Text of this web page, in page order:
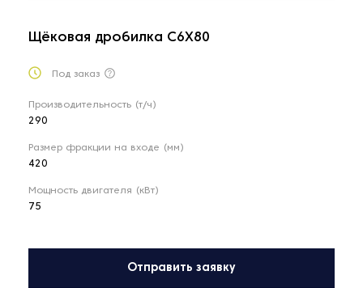
Щёковая дробилка C6X80
Под заказ
Производительность (т/ч)
290
Размер фракции на входе (мм)
420
Мощность двигателя (кВт)
75
Отправить заявку